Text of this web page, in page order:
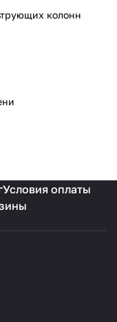
колонн
Условия оплаты